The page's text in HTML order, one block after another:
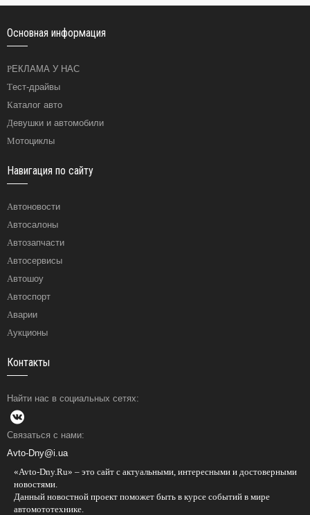
Основная информация
РЕКЛАМА У НАС
Тест-драйвы
Каталог авто
Девушки и автомобили
Мотоциклы
Навигация по сайту
Автоновости
Автосалоны
Автозапчасти
Автосервисы
Автошоу
Автоспорт
Аварии
Аукционы
Контакты
Найти нас в социальных сетях:
Связаться с нами:
Avto-Dny@i.ua
«Avto-Dny.Ru» – это сайт с актуальными, интересными и достоверными
новостями.
Данный новостной проект поможет быть в курсе событий в мире
автомототехнике.